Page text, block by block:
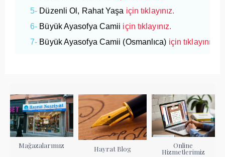
5- Düzenli Ol, Rahat Yaşa için tıklayınız.
6- Büyük Ayasofya Camii için tıklayınız.
7- Büyük Ayasofya Camii (Osmanlıca) için tıklayınız.
Mağazalarımız Hayrat Blog Online
Hizmetlerimiz